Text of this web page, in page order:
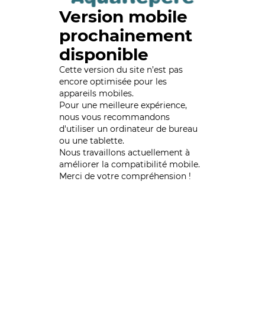
Version mobile
prochainement
disponible
Cette version du site n’est pas
encore optimisée pour les
appareils mobiles.
Pour une meilleure expérience,
nous vous recommandons
d'utiliser un ordinateur de bureau
ou une tablette.
Nous travaillons actuellement à
améliorer la compatibilité mobile.
Merci de votre compréhension !